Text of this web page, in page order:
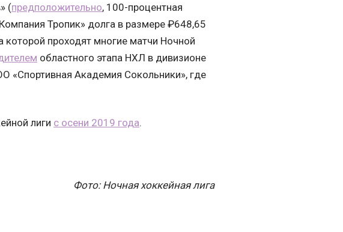
(предположительно, 100-процентная
Тропик» долга в размере ₽648,65
проходят многие матчи Ночной
областного этапа НХЛ в дивизионе
«Спортивная Академия Сокольники», где
лиги с осени 2019 года.
Фото: Ночная хоккейная лига